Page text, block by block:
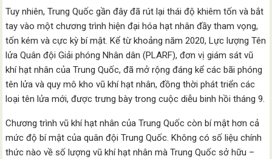
Tuy nhiên, Trung Quốc gần đây đã rút lại thái độ khiêm tốn và bắt
tay vào một chương trình hiện đại hóa hạt nhân đầy tham vọng,
tốn kém và cực kỳ bí mật. Kể từ khoảng năm 2020, Lực lượng Tên
lửa Quân đội Giải phóng Nhân dân (PLARF), đơn vị giám sát vũ
khí hạt nhân của Trung Quốc, đã mở rộng đáng kể các bãi phóng
tên lửa và quy mô kho vũ khí hạt nhân, đồng thời phát triển các
loại tên lửa mới, được trưng bày trong cuộc diễu binh hồi tháng 9.
Chương trình vũ khí hạt nhân của Trung Quốc còn bí mật hơn cả
mức độ bí mật của quân đội Trung Quốc. Không có số liệu chính
thức nào về số lượng vũ khí hạt nhân mà Trung Quốc sở hữu –